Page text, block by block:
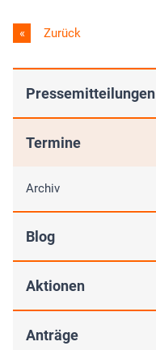
Zurück
Pressemitteilungen
Termine
Archiv
Blog
Aktionen
Anträge